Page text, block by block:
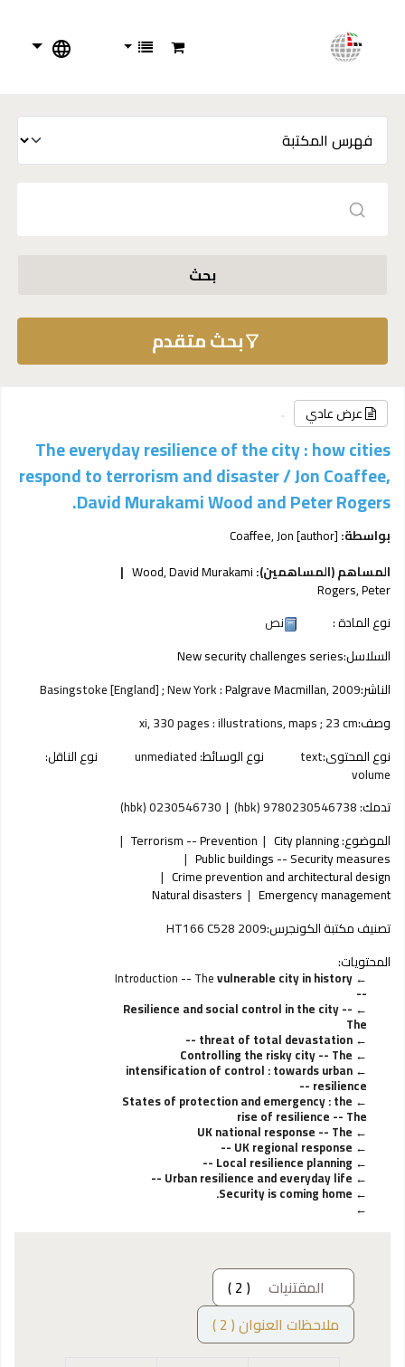
بحث
بحث متقدم
عرض عادي
The everyday resilience of the city : how cities
respond to terrorism and disaster /Jon Coaffee,
David Murakami Wood and Peter Rogers.
بواسطة: Coaffee, Jon[author]
المساهم (المساهمين):Wood, David Murakami
Rogers, Peter
نوع المادة :
نص
السلاسل:New security challenges series
الناشر:
Basingstoke [England] ; New York :Palgrave Macmillan,2009
وصف:xi, 330 pages : illustrations, maps ; 23 cm
نوع المحتوى:text نوع الوسائط:unmediated نوع الناقل:
volume
تدمك:9780230546738 (hbk)
0230546730 (hbk)
الموضوع:City planning
Terrorism -- Prevention
Public buildings -- Security measures
Crime prevention and architectural design
Emergency management
Natural disasters
تصنيف مكتبة الكونجرس:HT166 C528 2009
المحتويات:
Introduction -- Thevulnerable city in history
--
Resilience and social control in the city --
The
threat of total devastation --
Controlling the risky city -- The
intensification of control : towards urban
resilience --
States of protection and emergency : the
rise of resilience -- The
UK national response -- The
UK regional response --
Local resilience planning --
Urban resilience and everyday life --
Security is coming home.
المقتنيات
( 2 )
ملاحظات العنوان ( 2 )